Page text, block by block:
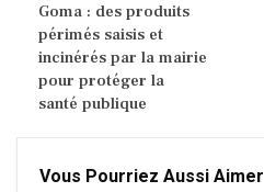
Goma : des produits
périmés saisis et
incinérés par la mairie
pour protéger la
santé publique
Vous Pourriez Aussi Aimer